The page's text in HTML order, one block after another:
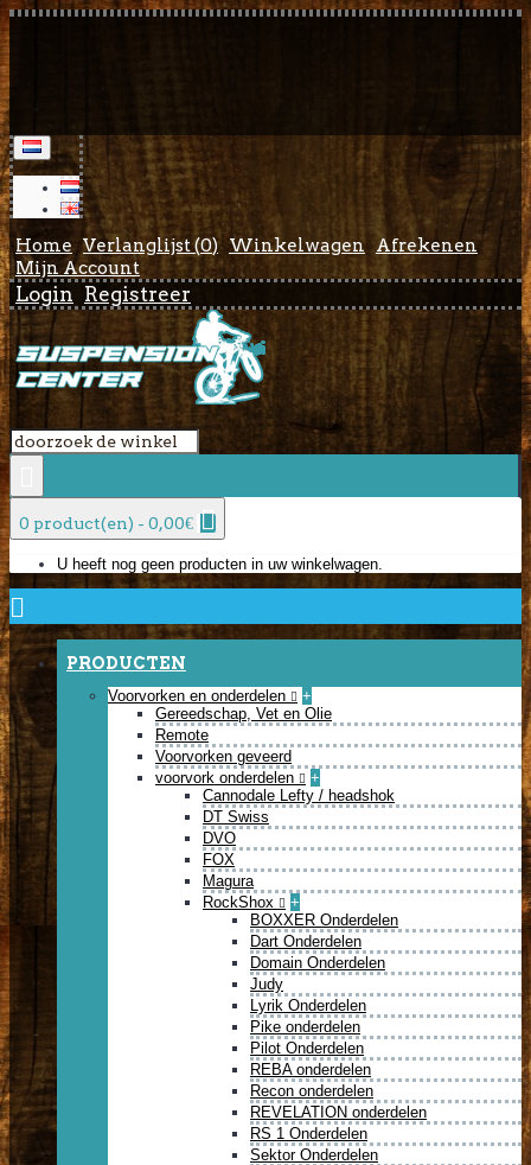
Home Verlanglijst (0) Winkelwagen
Afrekenen
Mijn Account
Login Registreer
0 product(en) - 0,00€
U heeft nog geen producten in uw winkelwagen.
PRODUCTEN
Voorvorken en onderdelen
+
Gereedschap, Vet en Olie
Remote
Voorvorken geveerd
voorvork onderdelen
+
Cannodale Lefty / headshok
DT Swiss
DVO
FOX
Magura
RockShox
+
BOXXER Onderdelen
Dart Onderdelen
Domain Onderdelen
Judy
Lyrik Onderdelen
Pike onderdelen
Pilot Onderdelen
REBA onderdelen
Recon onderdelen
REVELATION onderdelen
RS 1 Onderdelen
Sektor Onderdelen